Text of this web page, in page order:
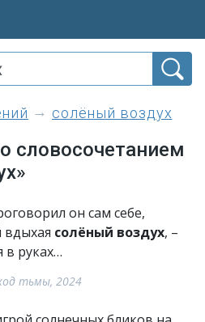
солёный воздух
словосочетанием
он сам себе,
вдыхая солёный воздух, –
в руках…
тьмы, 2024